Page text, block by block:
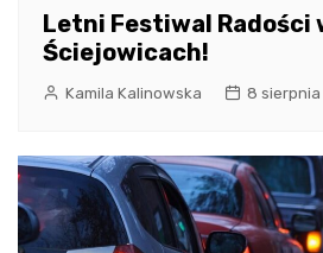
Letni Festiwal Radości
Ściejowicach!
Kamila Kalinowska 8